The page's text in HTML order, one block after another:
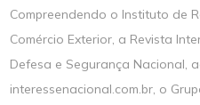
Compreendendo o Instituto de
Comércio Exterior, a Revista
Defesa e Segurança Nacional,
interessenacional.com.br, o